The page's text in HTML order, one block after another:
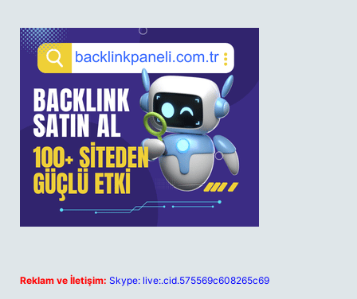
Reklam ve İletişim: Skype: live:.cid.575569c608265c69